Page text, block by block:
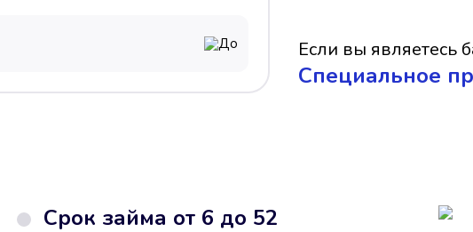
До Если вы являетесь
Cпециальное
Срок займа от 6 до 52